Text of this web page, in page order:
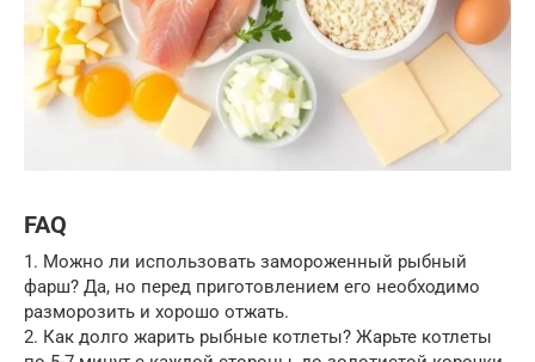
FAQ
1. Можно ли использовать замороженный рыбный
фарш? Да, но перед приготовлением его необходимо
разморозить и хорошо отжать.
2. Как долго жарить рыбные котлеты? Жарьте котлеты